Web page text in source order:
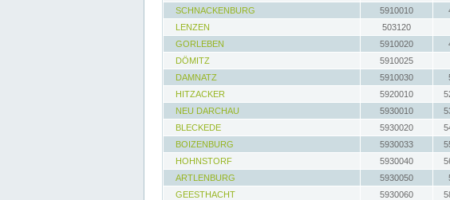
SCHNACKENBURG
5910010
LENZEN
503120
GORLEBEN
5910020
DÖMITZ
5910025
DAMNATZ
5910030
HITZACKER
5920010
NEU DARCHAU
5930010
BLECKEDE
5930020
BOIZENBURG
5930033
HOHNSTORF
5930040
ARTLENBURG
5930050
GEESTHACHT
5930060